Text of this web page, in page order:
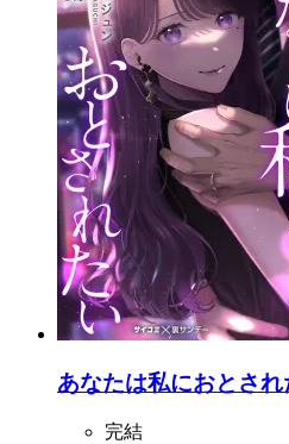
あなたは私におとされ
完結